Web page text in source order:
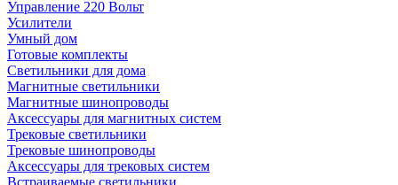
Управление 220 Вольт
Усилители
Умный дом
Готовые комплекты
Светильники для дома
Магнитные светильники
Магнитные шинопроводы
Аксессуары для магнитных систем
Трековые светильники
Трековые шинопроводы
Аксессуары для трековых систем
Встраиваемые светильники